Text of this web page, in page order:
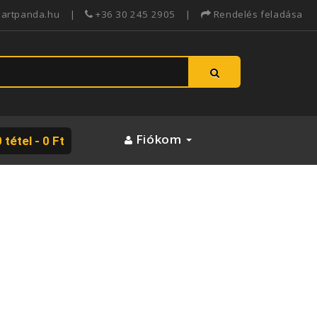
| +36 30 245 2905 | Rendelés feladása
Fiókom
tétel - 0 Ft